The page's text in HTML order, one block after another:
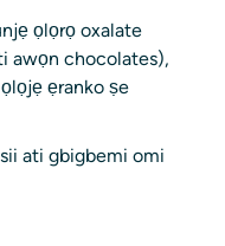
ọlọrọ oxalate
awọn chocolates),
ẹranko ṣe
ati gbigbemi omi